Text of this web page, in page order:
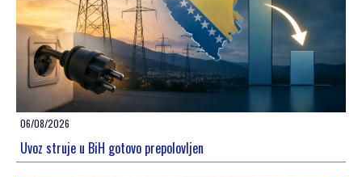
06/08/2026
Uvoz struje u BiH gotovo prepolovljen